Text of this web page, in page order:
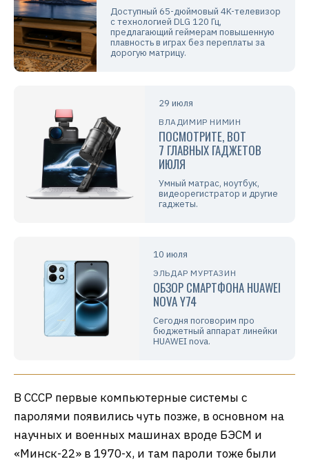
Доступный 65-дюймовый 4K-телевизор
с технологией DLG 120 Гц,
предлагающий геймерам повышенную
плавность в играх без переплаты за
дорогую матрицу.
29 июля
ВЛАДИМИР НИМИН
ПОСМОТРИТЕ, ВОТ
7 ГЛАВНЫХ ГАДЖЕТОВ
ИЮЛЯ
Умный матрас, ноутбук,
видеорегистратор и другие
гаджеты.
10 июля
ЭЛЬДАР МУРТАЗИН
ОБЗОР СМАРТФОНА HUAWEI
NOVA Y74
Сегодня поговорим про
бюджетный аппарат линейки
HUAWEI nova.
В СССР первые компьютерные системы с
паролями появились чуть позже, в основном на
научных и военных машинах вроде БЭСМ и
«Минск-22» в 1970-х, и там пароли тоже были